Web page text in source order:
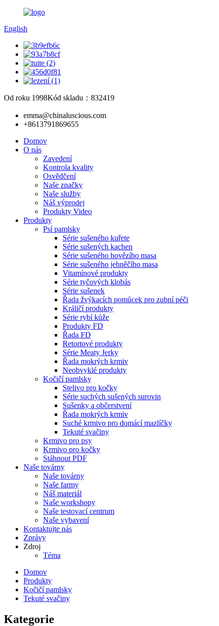
English
Od roku 1998Kód skladu：832419
emma@chinaluscious.com
+8613791869655
Domov
O nás
Zavedení
Kontrola kvality
Osvědčení
Naše značky
Naše služby
Náš výprodej
Produkty Video
Produkty
Psí pamlsky
Série sušeného kuřete
Série sušených kachen
Série sušeného hovězího masa
Série sušeného jehněčího masa
Vitamínové produkty
Série tyčových klobás
Série sušenek
Řada žvýkacích pomůcek pro zubní péči
Králičí produkty
Série rybí kůže
Produkty FD
Řada FD
Retortové produkty
Série Meaty Jerky
Řada mokrých krmiv
Neobvyklé produkty
Kočičí pamlsky
Stelivo pro kočky
Série suchých sušených surovin
Sušenky a občerstvení
Řada mokrých krmiv
Suché krmivo pro domácí mazlíčky
Tekuté svačiny
Krmivo pro psy
Krmivo pro kočky
Stáhnout PDF
Naše továrny
Naše továrny
Naše farmy
Náš materiál
Naše workshopy
Naše testovací centrum
Naše vybavení
Kontaktujte nás
Zprávy
Zdroj
Téma
Domov
Produkty
Kočičí pamlsky
Tekuté svačiny
Kategorie